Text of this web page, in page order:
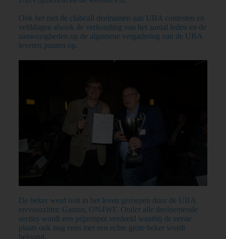
Ook het met de clubcall deelnamen aan UBA contesten en
velddagen alsook de verhouding van het aantal leden en de
aanwezigheden op de algemene vergadering van de UBA
leveren punten op.
De beker werd ooit in het leven geroepen door de UBA
erevoorzitter, Gaston, ON4WF. Onder alle deelnemende
secties wordt een prijzenpot verdeeld waarbij de eerste
plaats ook nog eens met een echte grote beker wordt
beloond.